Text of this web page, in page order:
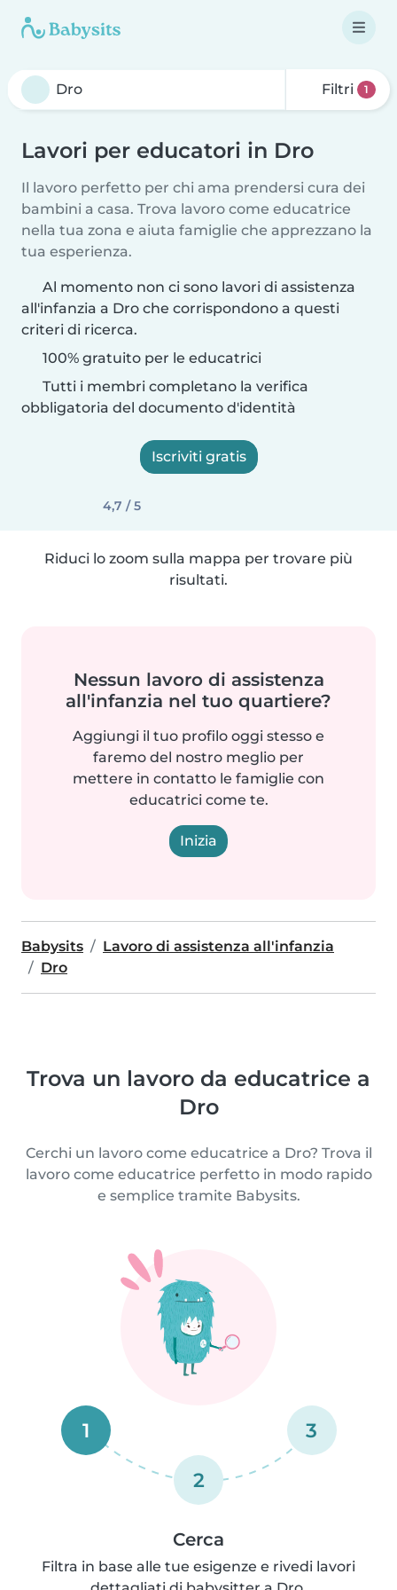
Filtri 1
Lavori per educatori in Dro
Il lavoro perfetto per chi ama prendersi cura dei
bambini a casa. Trova lavoro come educatrice
nella tua zona e aiuta famiglie che apprezzano la
tua esperienza.
Al momento non ci sono lavori di assistenza
all'infanzia a Dro che corrispondono a questi
criteri di ricerca.
100% gratuito per le educatrici
Tutti i membri completano la verifica
obbligatoria del documento d'identità
Iscriviti gratis
4,7 / 5
Riduci lo zoom sulla mappa per trovare più
risultati.
Nessun lavoro di assistenza
all'infanzia nel tuo quartiere?
Aggiungi il tuo profilo oggi stesso e
faremo del nostro meglio per
mettere in contatto le famiglie con
educatrici come te.
Inizia
Babysits
Lavoro di assistenza all'infanzia
Dro
Trova un lavoro da educatrice a
Dro
Cerchi un lavoro come educatrice a Dro? Trova il
lavoro come educatrice perfetto in modo rapido
e semplice tramite Babysits.
1
2
3
Cerca
Filtra in base alle tue esigenze e rivedi lavori